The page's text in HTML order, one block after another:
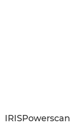
IRISPowerscan